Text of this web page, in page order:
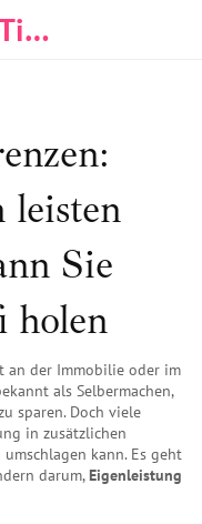
Bildungsmaterialien Tischlerei & Immobilien
Sie
holen
an der Immobilie oder im
als Selbermachen,
sparen. Doch viele
in zusätzlichen
kann. Es geht
darum,Eigenleistung